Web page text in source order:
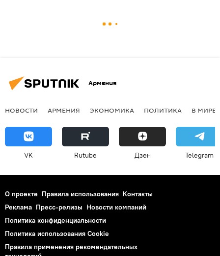
Армения
НОВОСТИ АРМЕНИЯ ЭКОНОМИКА ПОЛИТИКА В МИРЕ
VK Rutube Дзен Telegram
О проекте Правила использования Контакты
Реклама Пресс-релизы Новости компаний
Политика конфиденциальности
Политика использования Cookie
Правила применения рекомендательных